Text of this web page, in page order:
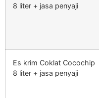
8 liter + jasa penyaji
Es krim Coklat Cocochip
8 liter + jasa penyaji